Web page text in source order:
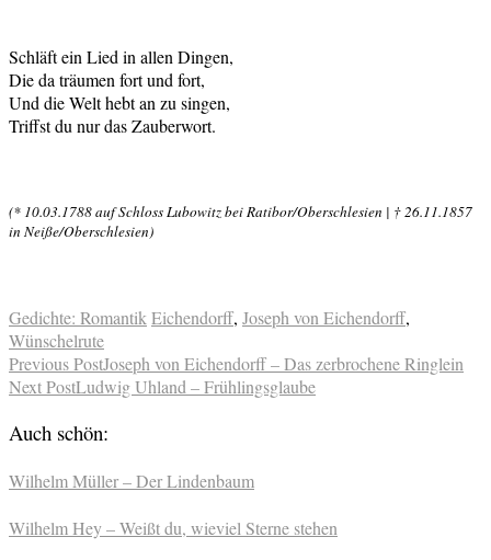
Schläft ein Lied in allen Dingen,
Die da träumen fort und fort,
Und die Welt hebt an zu singen,
Triffst du nur das Zauberwort.
(* 10.03.1788 auf Schloss Lubowitz bei Ratibor/Oberschlesien | † 26.11.1857
in Neiße/Oberschlesien)
Gedichte: RomantikEichendorff, Joseph von Eichendorff,
Wünschelrute
Previous PostJoseph von Eichendorff – Das zerbrochene Ringlein
Next PostLudwig Uhland – Frühlingsglaube
Auch schön:
Wilhelm Müller – Der Lindenbaum
Wilhelm Hey – Weißt du, wieviel Sterne stehen